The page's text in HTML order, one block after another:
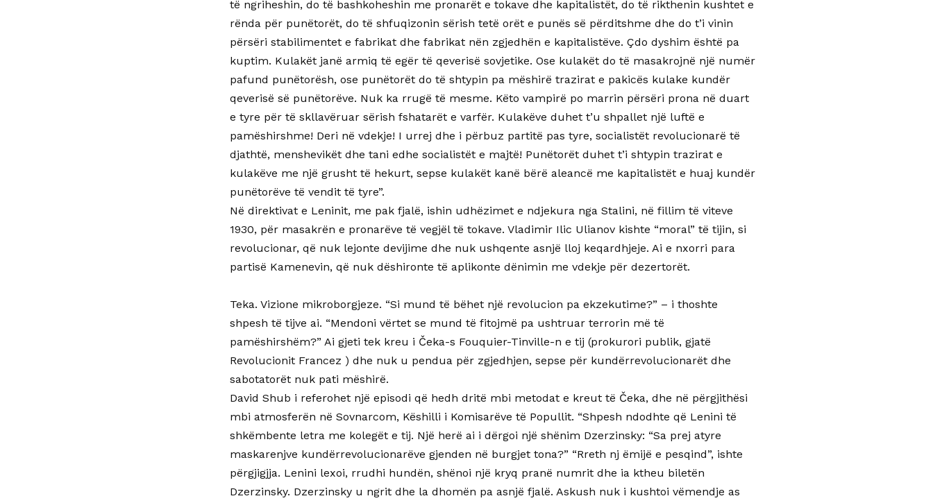
të ngriheshin, do të bashkoheshin me pronarët e tokave dhe kapitalistët, do të rikthenin kushtet e
rënda për punëtorët, do të shfuqizonin sërish tetë orët e punës së përditshme dhe do t’i vinin
përsëri stabilimentet e fabrikat dhe fabrikat nën zgjedhën e kapitalistëve. Çdo dyshim është pa
kuptim. Kulakët janë armiq të egër të qeverisë sovjetike. Ose kulakët do të masakrojnë një numër
pafund punëtorësh, ose punëtorët do të shtypin pa mëshirë trazirat e pakicës kulake kundër
qeverisë së punëtorëve. Nuk ka rrugë të mesme. Këto vampirë po marrin përsëri prona në duart
e tyre për të skllavëruar sërish fshatarët e varfër. Kulakëve duhet t’u shpallet një luftë e
pamëshirshme! Deri në vdekje! I urrej dhe i përbuz partitë pas tyre, socialistët revolucionarë të
djathtë, menshevikët dhe tani edhe socialistët e majtë! Punëtorët duhet t’i shtypin trazirat e
kulakëve me një grusht të hekurt, sepse kulakët kanë bërë aleancë me kapitalistët e huaj kundër
punëtorëve të vendit të tyre”.
Në direktivat e Leninit, me pak fjalë, ishin udhëzimet e ndjekura nga Stalini, në fillim të viteve
1930, për masakrën e pronarëve të vegjël të tokave. Vladimir Ilic Ulianov kishte “moral” të tijin, si
revolucionar, që nuk lejonte devijime dhe nuk ushqente asnjë lloj keqardhjeje. Ai e nxorri para
partisë Kamenevin, që nuk dëshironte të aplikonte dënimin me vdekje për dezertorët.
Teka. Vizione mikroborgjeze. “Si mund të bëhet një revolucion pa ekzekutime?” – i thoshte
shpesh të tijve ai. “Mendoni vërtet se mund të fitojmë pa ushtruar terrorin më të
pamëshirshëm?” Ai gjeti tek kreu i Čeka-s Fouquier-Tinville-n e tij (prokurori publik, gjatë
Revolucionit Francez ) dhe nuk u pendua për zgjedhjen, sepse për kundërrevolucionarët dhe
sabotatorët nuk pati mëshirë.
David Shub i referohet një episodi që hedh dritë mbi metodat e kreut të Čeka, dhe në përgjithësi
mbi atmosferën në Sovnarcom, Këshilli i Komisarëve të Popullit. “Shpesh ndodhte që Lenini të
shkëmbente letra me kolegët e tij. Një herë ai i dërgoi një shënim Dzerzinsky: “Sa prej atyre
maskarenjve kundërrevolucionarëve gjenden në burgjet tona?” “Rreth nj ëmijë e pesqind”, ishte
përgjigjja. Lenini lexoi, rrudhi hundën, shënoi një kryq pranë numrit dhe ia ktheu biletën
Dzerzinsky. Dzerzinsky u ngrit dhe la dhomën pa asnjë fjalë. Askush nuk i kushtoi vëmendje as